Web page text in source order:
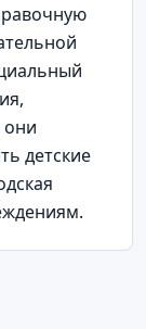
они
детские